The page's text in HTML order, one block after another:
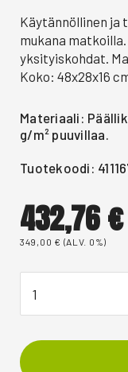
Käytännöllinen ja
mukana
yksityiskohdat.
Koko: 48x28x16
Materiaali:
g/m² puuvillaa.
Tuotekoodi:
432,76€
349,00 € (ALV. 0%)